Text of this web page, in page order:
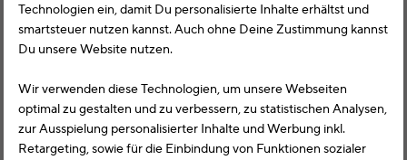
Technologien ein, damit Du personalisierte Inhalte erhältst und
smartsteuer nutzen kannst. Auch ohne Deine Zustimmung kannst
Du unsere Website nutzen.
Wir verwenden diese Technologien, um unsere Webseiten
optimal zu gestalten und zu verbessern, zu statistischen Analysen,
zur Ausspielung personalisierter Inhalte und Werbung inkl.
Retargeting, sowie für die Einbindung von Funktionen sozialer
smartsteuer GmbH
Drostestraße 16, 30161 Hannover
www.smartsteuer.de
2. Teilnahmeberechtigung